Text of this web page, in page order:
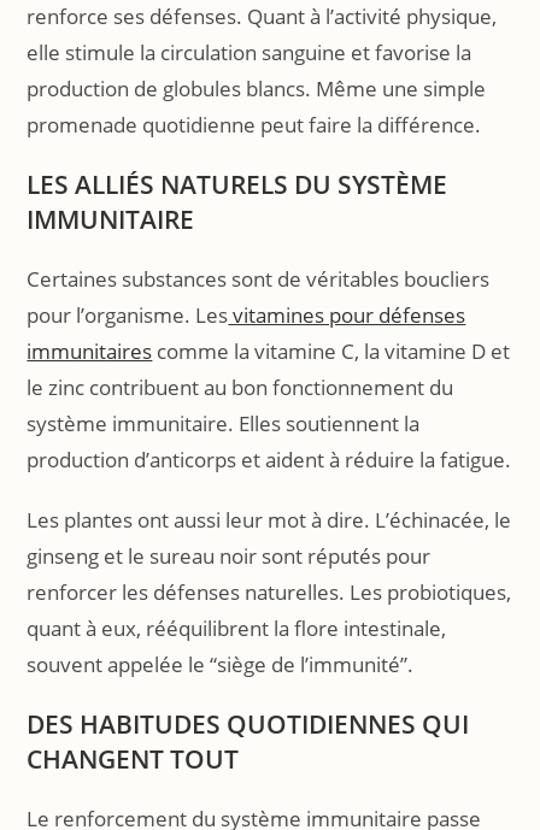
renforce ses défenses. Quant à l’activité physique,
elle stimule la circulation sanguine et favorise la
production de globules blancs. Même une simple
promenade quotidienne peut faire la différence.
LES ALLIÉS NATURELS DU SYSTÈME
IMMUNITAIRE
Certaines substances sont de véritables boucliers
pour l’organisme. Lesvitamines pour défenses
immunitaires comme la vitamine C, la vitamine D et
le zinc contribuent au bon fonctionnement du
système immunitaire. Elles soutiennent la
production d’anticorps et aident à réduire la fatigue.
Les plantes ont aussi leur mot à dire. L’échinacée, le
ginseng et le sureau noir sont réputés pour
renforcer les défenses naturelles. Les probiotiques,
quant à eux, rééquilibrent la flore intestinale,
souvent appelée le “siège de l’immunité”.
DES HABITUDES QUOTIDIENNES QUI
CHANGENT TOUT
Le renforcement du système immunitaire passe